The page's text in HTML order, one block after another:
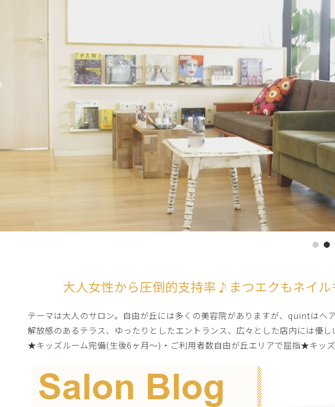
大人女性から圧倒的支持率♪まつエクもネイ
テーマは大人のサロン。自由が丘には多くの美容院がありますが、quintはヘ
解放感のあるテラス、ゆったりとしたエントランス、広々とした店内には優
★キッズルーム完備(生後6ヶ月～)・ご利用者数自由が丘エリアで屈指★キッ
Salon Blog